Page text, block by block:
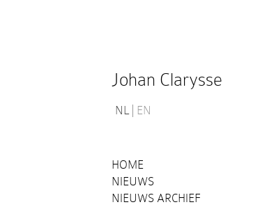
Johan Clarysse
NL EN
HOME
NIEUWS
NIEUWS ARCHIEF